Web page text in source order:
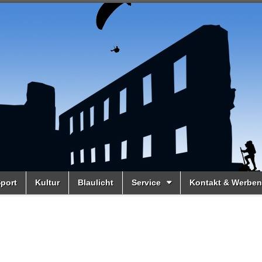
Kultur Blaulicht Service Kontakt & Werben